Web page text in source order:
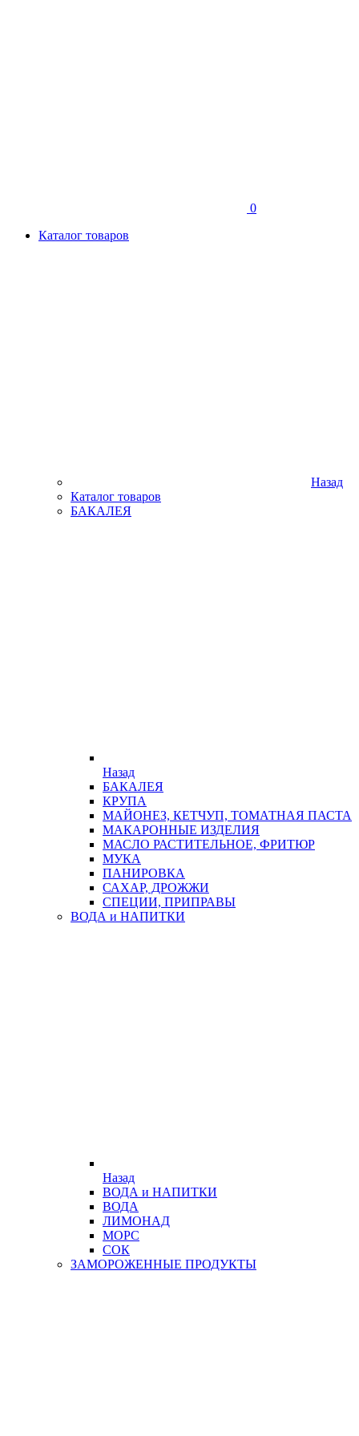
0
Каталог товаров
Назад
Каталог товаров
БАКАЛЕЯ
Назад
БАКАЛЕЯ
КРУПА
МАЙОНЕЗ, КЕТЧУП, ТОМАТНАЯ ПАСТА
МАКАРОННЫЕ ИЗДЕЛИЯ
МАСЛО РАСТИТЕЛЬНОЕ, ФРИТЮР
МУКА
ПАНИРОВКА
САХАР, ДРОЖЖИ
СПЕЦИИ, ПРИПРАВЫ
ВОДА и НАПИТКИ
Назад
ВОДА и НАПИТКИ
ВОДА
ЛИМОНАД
МОРС
СОК
ЗАМОРОЖЕННЫЕ ПРОДУКТЫ